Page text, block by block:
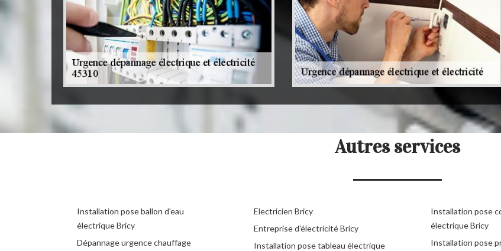
Autres services
Installation pose ballon d'eau
électrique Bricy
Dépannage urgence chauffage
Electricien Bricy
Entreprise d'électricité Bricy
Installation pose tableau électrique
Installation pose
électrique Bricy
Installation pose